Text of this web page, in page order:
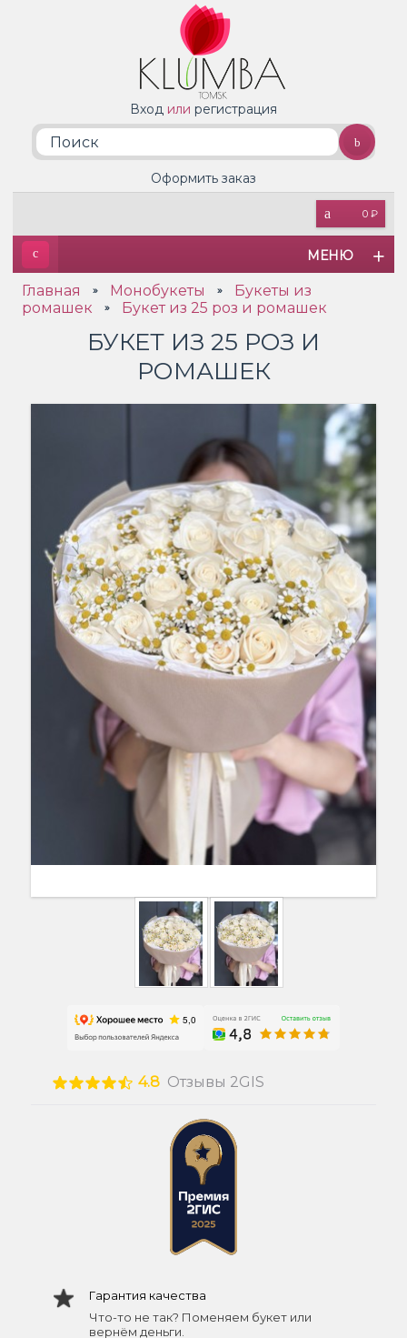
Вход или регистрация
0 ₽
Оформить заказ
МЕНЮ
Главная » Монобукеты »
Букеты из
ромашек
» Букет из 25 роз и ромашек
БУКЕТ ИЗ 25 РОЗ И
РОМАШЕК
4.8 Отзывы 2GIS
Гарантия качества
Что-то не так? Поменяем букет или
вернём деньги.